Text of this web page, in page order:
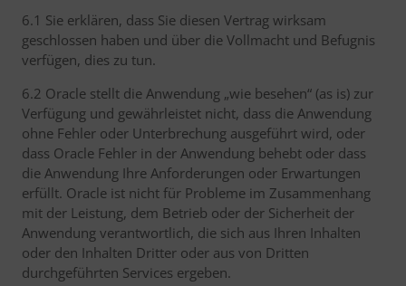
6.1 Sie erklären, dass Sie diesen Vertrag wirksam
geschlossen haben und über die Vollmacht und Befugnis
verfügen, dies zu tun.
6.2 Oracle stellt die Anwendung „wie besehen“ (as is) zur
Verfügung und gewährleistet nicht, dass die Anwendung
ohne Fehler oder Unterbrechung ausgeführt wird, oder
dass Oracle Fehler in der Anwendung behebt oder dass
die Anwendung Ihre Anforderungen oder Erwartungen
erfüllt. Oracle ist nicht für Probleme im Zusammenhang
mit der Leistung, dem Betrieb oder der Sicherheit der
Anwendung verantwortlich, die sich aus Ihren Inhalten
oder den Inhalten Dritter oder aus von Dritten
durchgeführten Services ergeben.